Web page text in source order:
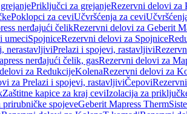
Priključci za grejanjeRezervni delovi za
Poklopci za ceviUčvršćenja za cevi
nerđajući čelikRezervni delovi za Geberit
umeciSpojniceRezervni delovi za Spojnice
nerastavljiviPrelazi i spojevi, rastavljivi
nerđajući čelik, gasRezervni delovi za
za RedukcijeKolenaRezervni delovi za
za Prelazi i spojevi, rastavljiviČepovi
Zaštitne kapice za kraj ceviIzolacija za
spojeveGeberit Mapress Therm